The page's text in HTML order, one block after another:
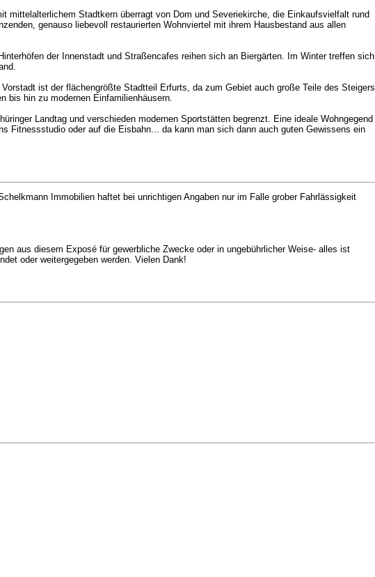
Stadtkern überragt von Dom und Severiekirche, die Einkaufsvielfalt rund
genauso liebevoll restaurierten Wohnviertel mit ihrem Hausbestand aus allen
der Innenstadt und Straßencafes reihen sich an Biergärten. Im Winter treffen sich
ist der flächengrößte Stadtteil Erfurts, da zum Gebiet auch große Teile des Steigers
bis hin zu modernen Einfamilienhäusern.
Landtag und verschieden modernen Sportstätten begrenzt. Eine ideale Wohngegend
Fitnessstudio oder auf die Eisbahn... da kann man sich dann auch guten Gewissens ein
Immobilien haftet bei unrichtigen Angaben nur im Falle grober Fahrlässigkeit
aus diesem Exposé für gewerbliche Zwecke oder in ungebührlicher Weise- alles ist
oder weitergegeben werden. Vielen Dank!